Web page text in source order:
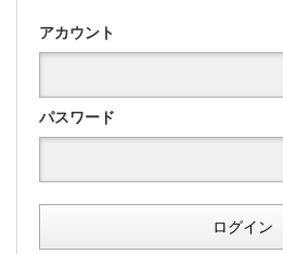
アカウント
パスワード
ログイン